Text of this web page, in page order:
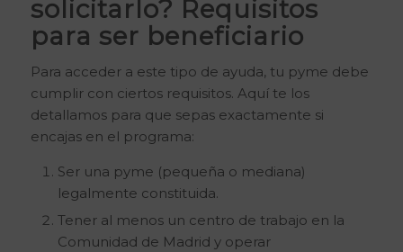
solicitarlo? Requisitos
para ser beneficiario
Para acceder a este tipo de ayuda, tu pyme debe
cumplir con ciertos requisitos. Aquí te los
detallamos para que sepas exactamente si
encajas en el programa:
Ser una pyme (pequeña o mediana)
legalmente constituida.
Tener al menos un centro de trabajo en la
Comunidad de Madrid y operar